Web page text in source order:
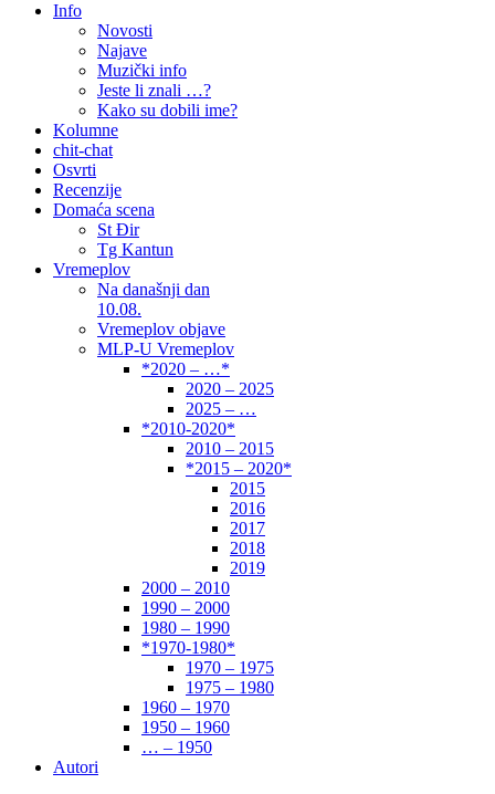
Autori
Info
Novosti
Najave
Muzički info
Jeste li znali …?
Kako su dobili ime?
Kolumne
chit-chat
Osvrti
Recenzije
Domaća scena
St Đir
Tg Kantun
Vremeplov
Na današnji dan
10.08.
Vremeplov objave
MLP-U Vremeplov
*2020 – …*
2020 – 2025
2025 – …
*2010-2020*
2010 – 2015
*2015 – 2020*
2015
2016
2017
2018
2019
2000 – 2010
1990 – 2000
1980 – 1990
*1970-1980*
1970 – 1975
1975 – 1980
1960 – 1970
1950 – 1960
… – 1950
Autori